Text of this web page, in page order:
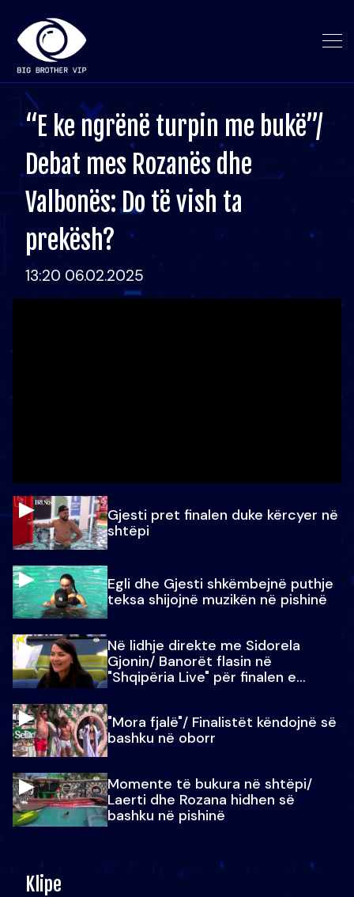
“E ke ngrënë turpin me bukë”/
Debat mes Rozanës dhe
Valbonës: Do të vish ta
prekësh?
13:20 06.02.2025
Gjesti pret finalen duke kërcyer në
shtëpi
Egli dhe Gjesti shkëmbejnë puthje
teksa shijojnë muzikën në pishinë
Në lidhje direkte me Sidorela
Gjonin/ Banorët flasin në
"Shqipëria Live" për finalen e
"Mora fjalë"/ Finalistët këndojnë së
bashku në oborr
Momente të bukura në shtëpi/
Laerti dhe Rozana hidhen së
bashku në pishinë
Klipe